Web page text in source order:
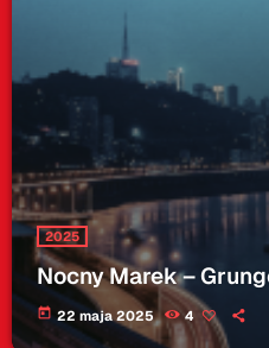
2025
Nocny Marek –
today 22 maja 2025 4